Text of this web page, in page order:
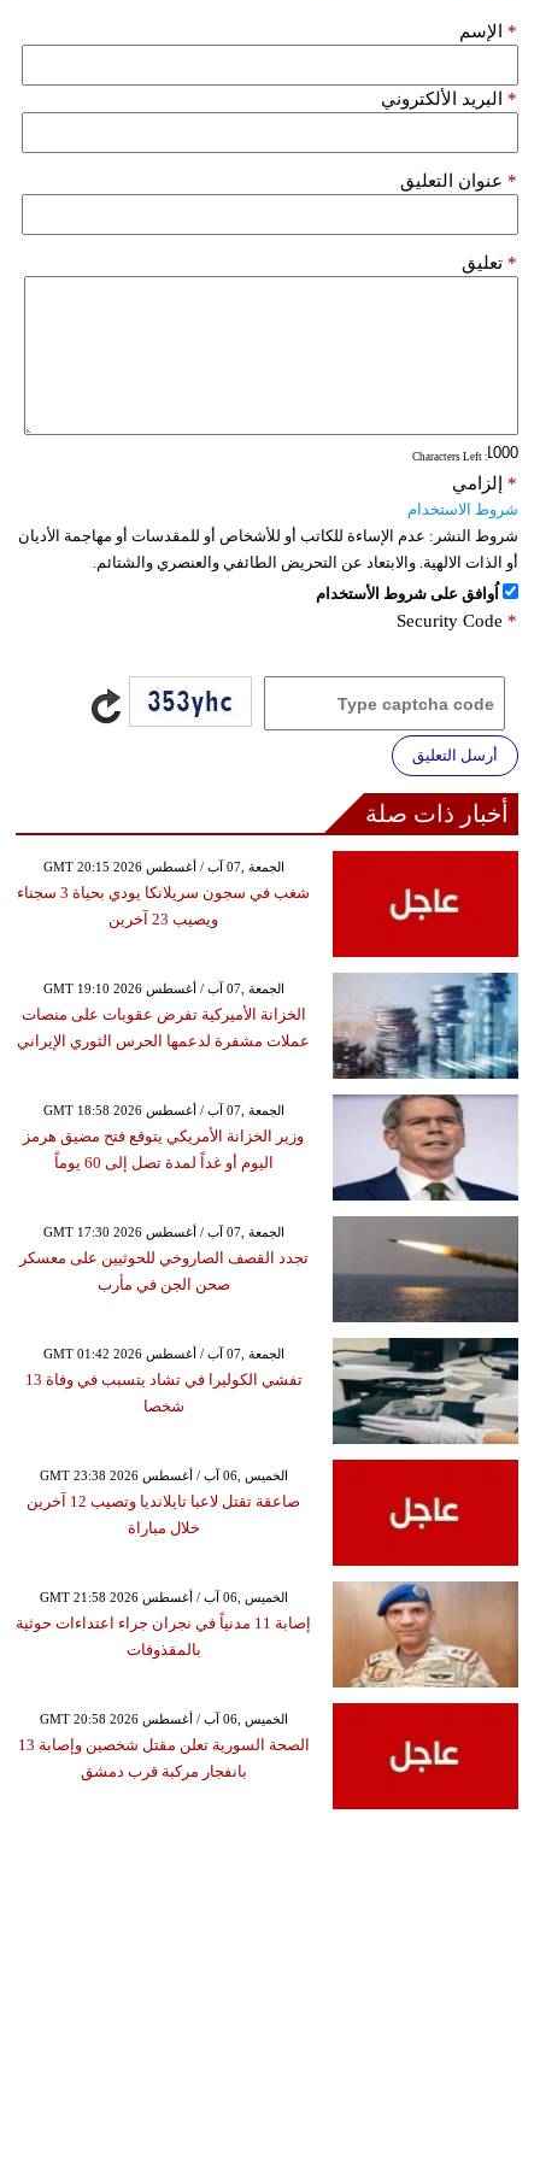
سيارات
الإسم *
البريد الألكتروني *
عنوان التعليق *
تعليق *
: Characters Left
إلزامي *
شروط الاستخدام
شروط النشر: عدم الإساءة للكاتب أو للأشخاص أو للمقدسات أو مهاجمة الأديان
أو الذات الالهية. والابتعاد عن التحريض الطائفي والعنصري والشتائم.
اُوافق على شروط الأستخدام
Security Code *
أرسل التعليق
أخبار ذات صلة
GMT 20:15 2026 الجمعة ,07 آب / أغسطس
شغب في سجون سريلانكا يودي بحياة 3 سجناء
ويصيب 23 آخرين
GMT 19:10 2026 الجمعة ,07 آب / أغسطس
الخزانة الأميركية تفرض عقوبات على منصات
عملات مشفرة لدعمها الحرس الثوري الإيراني
GMT 18:58 2026 الجمعة ,07 آب / أغسطس
وزير الخزانة الأمريكي يتوقع فتح مضيق هرمز
اليوم أو غداً لمدة تصل إلى 60 يوماً
GMT 17:30 2026 الجمعة ,07 آب / أغسطس
تجدد القصف الصاروخي للحوثيين على معسكر
صحن الجن في مأرب
GMT 01:42 2026 الجمعة ,07 آب / أغسطس
تفشي الكوليرا في تشاد يتسبب في وفاة 13
شخصا
GMT 23:38 2026 الخميس ,06 آب / أغسطس
صاعقة تقتل لاعبا تايلانديا وتصيب 12 آخرين
خلال مباراة
GMT 21:58 2026 الخميس ,06 آب / أغسطس
إصابة 11 مدنياً في نجران جراء اعتداءات حوثية
بالمقذوفات
GMT 20:58 2026 الخميس ,06 آب / أغسطس
الصحة السورية تعلن مقتل شخصين وإصابة 13
بانفجار مركبة قرب دمشق